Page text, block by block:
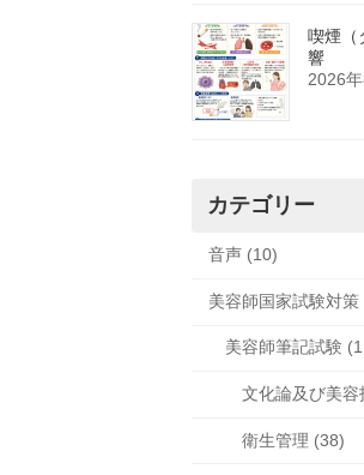
喫煙（
響
2026
カテゴリー
音声 (10)
美容師国家試験対策
美容師筆記試験
文化論及び美
衛生管理 (38)